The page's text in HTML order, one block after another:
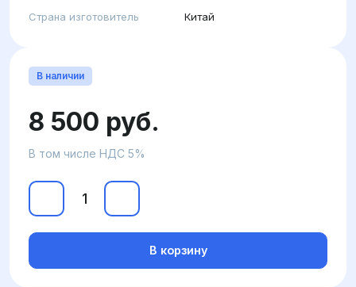
Страна изготовитель
Китай
В наличии
8 500 руб.
В том числе НДС 5%
В корзину